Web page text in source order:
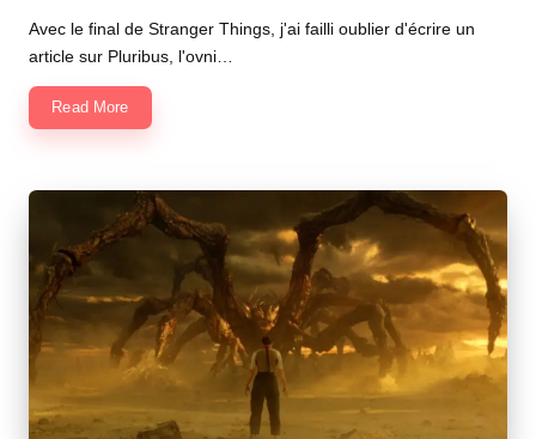
by
Avec le final de Stranger Things, j'ai failli oublier d'écrire un
article sur Pluribus, l'ovni…
Read More